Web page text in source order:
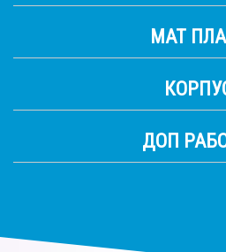
МАТ
ДОП